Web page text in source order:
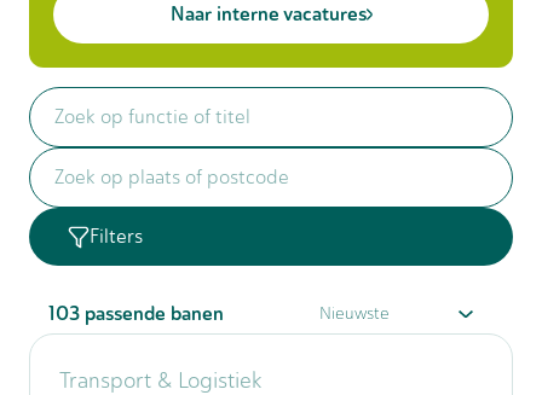
Naar interne vacatures
Filters
103 passende banen
Transport & Logistiek